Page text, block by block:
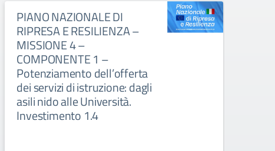
PIANO NAZIONALE DI
RIPRESA E RESILIENZA –
MISSIONE 4 –
COMPONENTE 1 –
Potenziamento dell’offerta
dei servizi di istruzione: dagli
asili nido alle Università.
Investimento 1.4